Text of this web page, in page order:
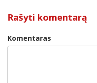
Rašyti komentarą
Komentaras